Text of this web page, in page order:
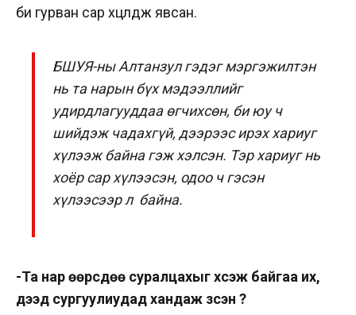
би гурван сар хөөцөлдөж явсан.
БШУЯ-ны Алтанзул гэдэг мэргэжилтэн
нь та нарын бүх мэдээллийг
удирдлагууддаа өгчихсөн, би юу ч
шийдэж чадахгүй, дээрээс ирэх хариуг
хүлээж байна гэж хэлсэн. Тэр хариуг нь
хоёр сар хүлээсэн, одоо ч гэсэн
хүлээсээр л байна.
-Та нар өөрсдөө суралцахыг хүсэж байгаа их,
дээд сургуулиудад хандаж үзсэн үү?